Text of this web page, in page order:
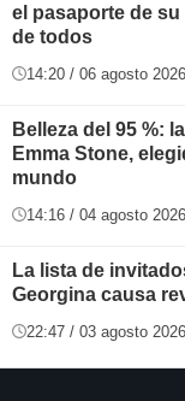
el pasaporte de
de todos
14:20 / 06 agosto 2026
Belleza del 95 %:
Emma Stone,
mundo
14:16 / 04 agosto 2026
La lista de
Georgina causa
22:47 / 03 agosto 2026